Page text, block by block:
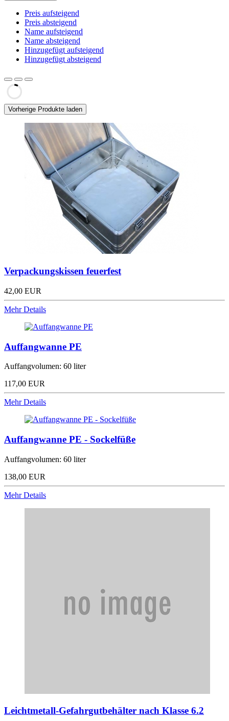
Preis aufsteigend
Preis absteigend
Name aufsteigend
Name absteigend
Hinzugefügt aufsteigend
Hinzugefügt absteigend
Vorherige Produkte laden
Verpackungskissen feuerfest
42,00 EUR
Mehr Details
Auffangwanne PE
Auffangvolumen: 60 liter
117,00 EUR
Mehr Details
Auffangwanne PE - Sockelfüße
Auffangvolumen: 60 liter
138,00 EUR
Mehr Details
Leichtmetall-Gefahrgutbehälter nach Klasse 6.2